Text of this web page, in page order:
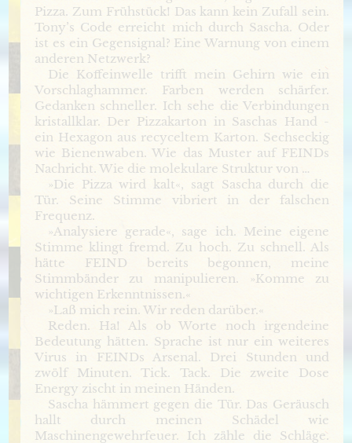
Pizza. Zum Frühstück! Das kann kein Zufall sein.
Tony’s Code erreicht mich durch Sascha. Oder
ist es ein Gegensignal? Eine Warnung von einem
anderen Netzwerk?
Die Koffeinwelle trifft mein Gehirn wie ein
Vorschlaghammer. Farben werden schärfer.
Gedanken schneller. Ich sehe die Verbindungen
kristallklar. Der Pizzakarton in Saschas Hand -
ein Hexagon aus recyceltem Karton. Sechseckig
wie Bienenwaben. Wie das Muster auf FEINDs
Nachricht. Wie die molekulare Struktur von …
»Die Pizza wird kalt«, sagt Sascha durch die
Tür. Seine Stimme vibriert in der falschen
Frequenz.
»Analysiere gerade«, sage ich. Meine eigene
Stimme klingt fremd. Zu hoch. Zu schnell. Als
hätte FEIND bereits begonnen, meine
Stimmbänder zu manipulieren. »Komme zu
wichtigen Erkenntnissen.«
»Laß mich rein. Wir reden darüber.«
Reden. Ha! Als ob Worte noch irgendeine
Bedeutung hätten. Sprache ist nur ein weiteres
Virus in FEINDs Arsenal. Drei Stunden und
zwölf Minuten. Tick. Tack. Die zweite Dose
Energy zischt in meinen Händen.
Sascha hämmert gegen die Tür. Das Geräusch
hallt durch meinen Schädel wie
Maschinengewehrfeuer. Ich zähle die Schläge.